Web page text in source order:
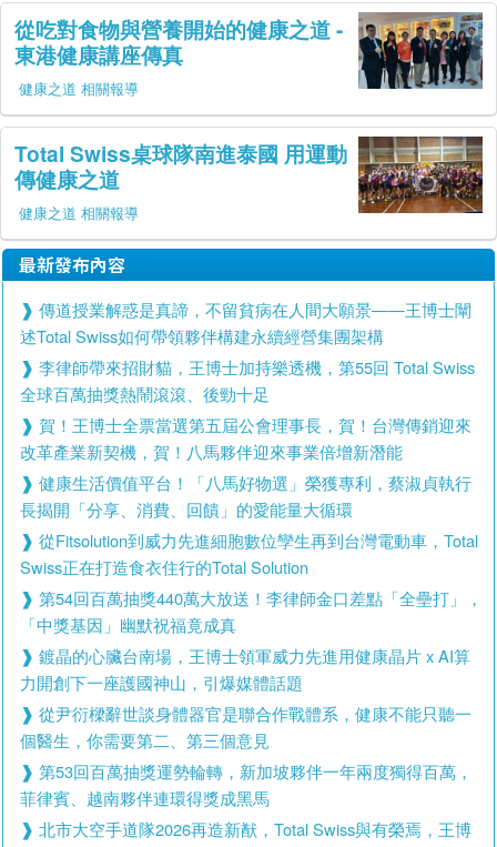
從吃對食物與營養開始的健康之道 -
東港健康講座傳真
健康之道 相關報導
Total Swiss桌球隊南進泰國 用運動
傳健康之道
健康之道 相關報導
最新發布內容
傳道授業解惑是真諦，不留貧病在人間大願景——王博士闡
述Total Swiss如何帶領夥伴構建永續經營集團架構
李律師帶來招財貓，王博士加持樂透機，第55回 Total Swiss
全球百萬抽獎熱鬧滾滾、後勁十足
賀！王博士全票當選第五屆公會理事長，賀！台灣傳銷迎來
改革產業新契機，賀！八馬夥伴迎來事業倍增新潛能
健康生活價值平台！「八馬好物選」榮獲專利，蔡淑貞執行
長揭開「分享、消費、回饋」的愛能量大循環
從Fitsolution到威力先進細胞數位孿生再到台灣電動車，Total
Swiss正在打造食衣住行的Total Solution
第54回百萬抽獎440萬大放送！李律師金口差點「全壘打」，
「中獎基因」幽默祝福竟成真
鍍晶的心臟台南場，王博士領軍威力先進用健康晶片 x AI算
力開創下一座護國神山，引爆媒體話題
從尹衍樑辭世談身體器官是聯合作戰體系，健康不能只聽一
個醫生，你需要第二、第三個意見
第53回百萬抽獎運勢輪轉，新加坡夥伴一年兩度獨得百萬，
菲律賓、越南夥伴連環得獎成黑馬
北市大空手道隊2026再造新猷，Total Swiss與有榮焉，王博